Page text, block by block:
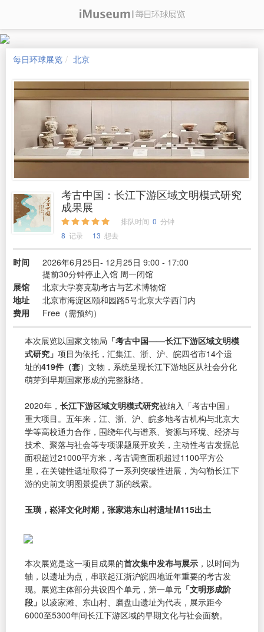
每日环球展览 北京
考古中国：长江下游区域文明模式研究
成果展
排队时间 0 分钟
8 记录 13 想去
时间
2026年6月25日- 12月25日 9:00 - 17:00
提前30分钟停止入馆 周一闭馆
展馆
北京大学赛克勒考古与艺术博物馆
地址
北京市海淀区颐和园路5号北京大学西门内
费用
Free（需预约）
本次展览以国家文物局 「考古中国——长江下游区域文明模
式研究」 项目为依托，汇集江、浙、沪、皖四省市14个遗
址的419件（套）文物，系统呈现长江下游地区从社会分化
萌芽到早期国家形成的完整脉络。
2020年， 长江下游区域文明模式研究被纳入「考古中国」
重大项目。五年来，江、浙、沪、皖多地考古机构与北京大
学等高校通力合作，围绕年代与谱系、资源与环境、经济与
技术、聚落与社会等专项课题展开攻关，主动性考古发掘总
面积超过21000平方米，考古调查面积超过1100平方公
里，在关键性遗址取得了一系列突破性进展，为勾勒长江下
游的史前文明图景提供了新的线索。
玉璜，崧泽文化时期，张家港东山村遗址M115出土
本次展览是这一项目成果的首次集中发布与展示 ，以时间为
轴，以遗址为点，串联起江浙沪皖四地近年重要的考古发
现。展览主体部分共设四个单元，第一单元 「文明形成阶
段」 以凌家滩、东山村、磨盘山遗址为代表，展示距今
6000至5300年间长江下游区域的早期文化与社会面貌。